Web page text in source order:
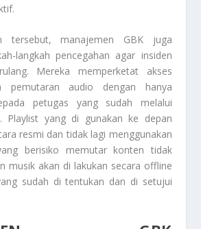
tersebut, manajemen GBK juga
langkah pencegahan agar insiden
Mereka memperketat akses
pemutaran audio dengan hanya
petugas yang sudah melalui
Playlist yang di gunakan ke depan
resmi dan tidak lagi menggunakan
berisiko memutar konten tidak
musik akan di lakukan secara offline
sudah di tentukan dan di setujui